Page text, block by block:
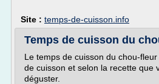
Site : temps-de-cuisson.info
Temps de cuisson du
Le temps de cuisson du chou-
de cuisson et selon la recette que
déguster.